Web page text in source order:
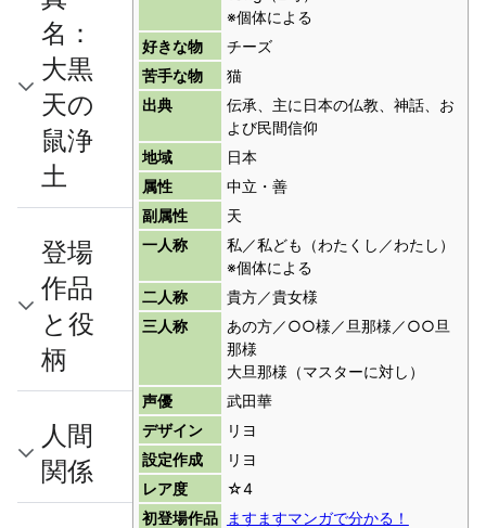
※個体による
好きな物
チーズ
苦手な物
猫
出典
伝承、主に日本の仏教、神話、お
よび民間信仰
地域
日本
属性
中立・善
副属性
天
一人称
私／私ども（わたくし／わたし）
※個体による
二人称
貴方／貴女様
三人称
あの方／○○様／旦那様／○○旦
那様
大旦那様（マスターに対し）
声優
武田華
デザイン
リヨ
設定作成
リヨ
レア度
☆4
初登場作品
ますますマンガで分かる！
名：
大黒
天の
鼠浄
土
登場
作品
と役
柄
人間
関係